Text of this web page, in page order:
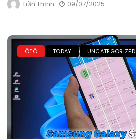
Trần Thịnh 09/07/2025
ÔTÔ TODAY UNCATEGORIZED